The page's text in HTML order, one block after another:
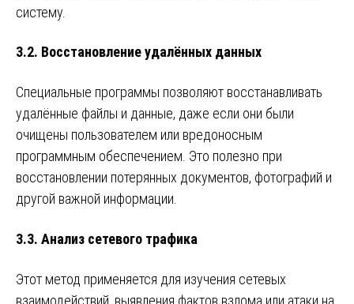
систему.
3.2. Восстановление удалённых данных
Специальные программы позволяют восстанавливать
удалённые файлы и данные, даже если они были
очищены пользователем или вредоносным
программным обеспечением. Это полезно при
восстановлении потерянных документов, фотографий и
другой важной информации.
3.3. Анализ сетевого трафика
Этот метод применяется для изучения сетевых
взаимодействий, выявления фактов взлома или атаки на